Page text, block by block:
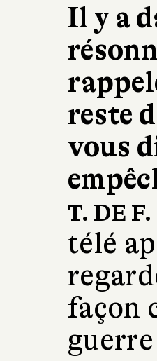
Il y a
reste
vous
T. DE F.
télé
façon